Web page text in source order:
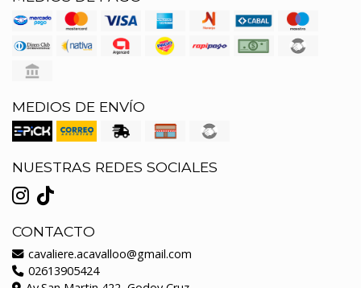
MEDIOS DE ENVÍO
NUESTRAS REDES SOCIALES
CONTACTO
cavaliere.acavalloo@gmail.com
02613905424